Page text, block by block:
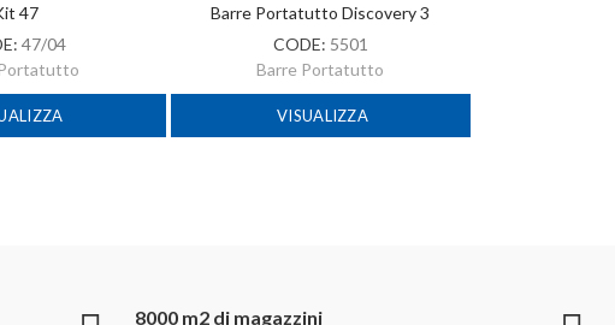
47
47/04
Barre Portatutto Discovery 3
CODE: 5501
Barre Portatutto
VISUALIZZA
8000 m2 di magazzini